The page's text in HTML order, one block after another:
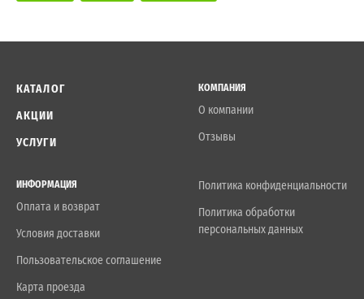
КАТАЛОГ
АКЦИИ
УСЛУГИ
КОМПАНИЯ
О компании
Отзывы
ИНФОРМАЦИЯ
Оплата и возврат
Условия доставки
Пользовательское соглашение
Карта проезда
Политика конфиденциальности
Политика обработки
персональных данных